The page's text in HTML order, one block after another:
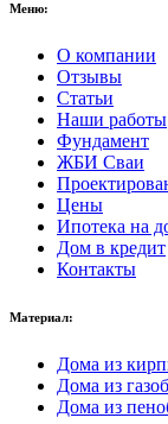
Меню:
О компании
Отзывы
Статьи
Наши работы
Фундамент
ЖБИ Сваи
Цены
Ипотека на
Дом в кредит
Контакты
Материал:
Дома из
Дома из
Дома из